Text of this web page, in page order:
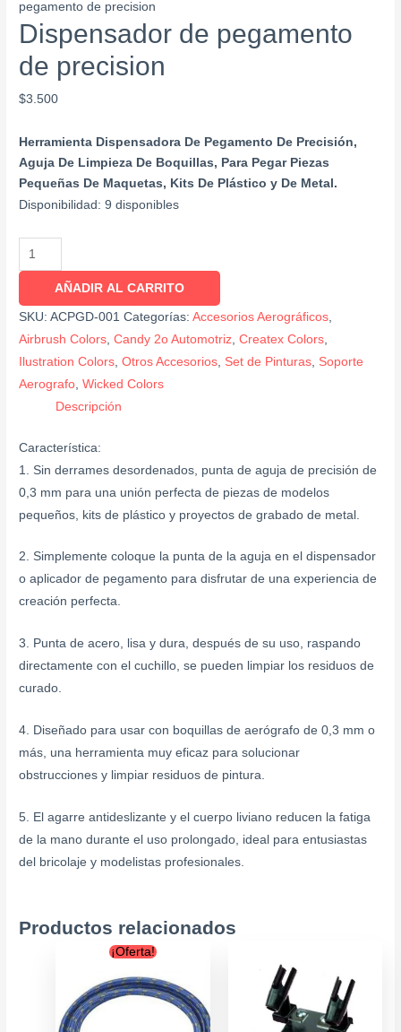
pegamento de precision
Dispensador de pegamento
de precision
$3.500
Herramienta Dispensadora De Pegamento De Precisión,
Aguja De Limpieza De Boquillas, Para Pegar Piezas
Pequeñas De Maquetas, Kits De Plástico y De Metal.
Disponibilidad: 9 disponibles
AÑADIR AL CARRITO
SKU:ACPGD-001 Categorías:Accesorios Aerográficos,
Airbrush Colors,Candy 2o Automotriz,Createx Colors,
Ilustration Colors,Otros Accesorios, Set de Pinturas, Soporte
Aerografo,Wicked Colors
Descripción
Característica:
1. Sin derrames desordenados, punta de aguja de precisión de
0,3 mm para una unión perfecta de piezas de modelos
pequeños, kits de plástico y proyectos de grabado de metal.
2. Simplemente coloque la punta de la aguja en el dispensador
o aplicador de pegamento para disfrutar de una experiencia de
creación perfecta.
3. Punta de acero, lisa y dura, después de su uso, raspando
directamente con el cuchillo, se pueden limpiar los residuos de
curado.
4. Diseñado para usar con boquillas de aerógrafo de 0,3 mm o
más, una herramienta muy eficaz para solucionar
obstrucciones y limpiar residuos de pintura.
5. El agarre antideslizante y el cuerpo liviano reducen la fatiga
de la mano durante el uso prolongado, ideal para entusiastas
del bricolaje y modelistas profesionales.
Productos relacionados
¡Oferta!
Original
was:
$9.900.
Current
is:
$7.900.